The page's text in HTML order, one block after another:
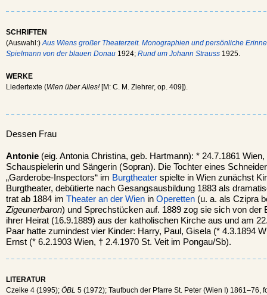
SCHRIFTEN
(Auswahl:) Aus Wiens großer Theaterzeit. Monographien und persönliche
Spielmann von der blauen Donau 1924; Rund um Johann Strauss 1925.
WERKE
Liedertexte (Wien über Alles![M: C. M. Ziehrer, op. 409]).
Dessen Frau
Antonie (eig. Antonia Christina, geb. Hartmann): * 24.7.1861
Schauspielerin und Sängerin (Sopran). Die Tochter eines
„Garderobe-Inspectors“ im Burgtheater spielte in Wien zunächst
Burgtheater, debütierte nach Gesangsausbildung 1883 als
trat ab 1884 im Theater an der Wien in Operetten (u. a. als Czipra
Zigeunerbaron) und Sprechstücken auf. 1889 zog sie sich von der
ihrer Heirat (16.9.1889) aus der katholischen Kirche aus und am
Paar hatte zumindest vier Kinder: Harry, Paul, Gisela (* 4.3.1894
Ernst (* 6.2.1903 Wien, † 2.4.1970 St. Veit im Pongau/Sb).
LITERATUR
Czeike 4 (1995); ÖBL 5 (1972); Taufbuch der Pfarre St. Peter (Wien I) 1861–76,